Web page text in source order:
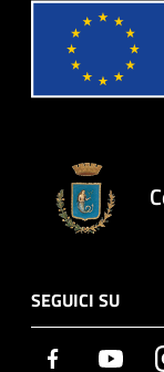
SEGUICI SU
Facebook